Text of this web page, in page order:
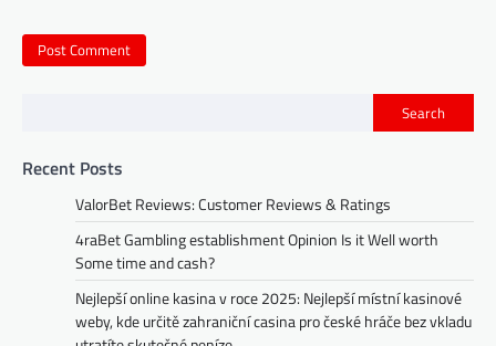
Search
Recent Posts
ValorBet Reviews: Customer Reviews & Ratings
4raBet Gambling establishment Opinion Is it Well worth
Some time and cash?
Nejlepší online kasina v roce 2025: Nejlepší místní kasinové
weby, kde určitě zahraniční casina pro české hráče bez vkladu